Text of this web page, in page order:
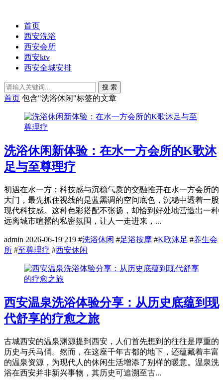
首页
西安洗浴
西安会所
西安ktv
西安全城安排
搜 索
首页 包含"洗浴休闲"标签的文章
洗浴休闲新体验：在水一方会所的K歌沐
足与至尊理疗
初遇在水一方：科技感与沉稳气质的交融推开在水一方会所的
大门，最先抓住视线的是蓝黑调的空间底色，沉稳中透着一股
现代科技感。这种色彩搭配不张扬，却恰到好处地营造出一种
远离城市喧嚣的私密氛围，让人一走进来，...
admin 2026-06-19 219 #洗浴休闲 #足浴按摩 #K歌沐足 #养生会
所 #至尊理疗 #西安休闲
西安温泉洗浴体验分享：从历史底蕴到现
代舒享的疗愈之旅
古城西安的温泉渊源提到西安，人们首先想到的往往是厚重的
历史与兵马俑。然而，在这座千年古都的地下，还蕴藏着丰富
的温泉资源，为现代人的休闲生活增添了别样的暖意。温泉洗
浴在西安并非新兴事物，其历史可追溯至古...